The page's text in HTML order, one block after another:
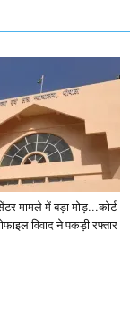
मामले में बड़ा मोड़...कोर्ट
विवाद ने पकड़ी रफ्तार